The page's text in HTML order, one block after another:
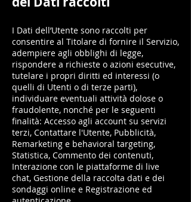
I Dati dell’Utente sono raccolti per
consentire al Titolare di fornire il Servizio,
adempiere agli obblighi di legge,
rispondere a richieste o azioni esecutive,
tutelare i propri diritti ed interessi (o
quelli di Utenti o di terze parti),
individuare eventuali attività dolose o
fraudolente, nonché per le seguenti
finalità: Accesso agli account su servizi
terzi, Contattare l'Utente, Pubblicità,
Remarketing e behavioral targeting,
Statistica, Commento dei contenuti,
Interazione con le piattaforme di live
chat, Gestione della raccolta dati e dei
sondaggi online e Registrazione ed